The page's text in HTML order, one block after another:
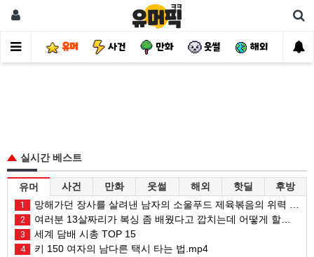
유머 사건 만화 웃썰 해외 핫
실시간 베스트
유머 사건 만화 웃썰 해외 핫딜 후방
1 망해가던 장사를 살려낸 남자의 소울푸드 제육볶음의 위력 ㅋㅋ
2 여러분 13살짜리가 복싱 좀 배웠다고 깝치는데 어떻게 할까요?
3 세계 담배 시총 TOP 15
4 키 150 여자의 남다른 택시 타는 법.mp4